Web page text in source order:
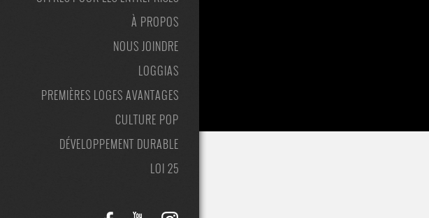
À PROPOS
NOUS JOINDRE
LOGGIAS
PREMIÈRES LOGES AVANTAGES
CULTURE POP
DÉVELOPPEMENT DURABLE
LOI 25